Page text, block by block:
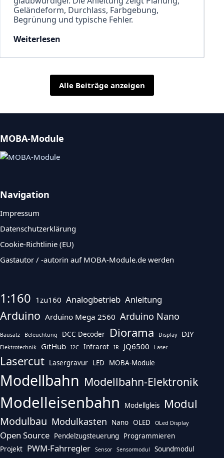
Geländeform, Durchlass, Farbgebung,
Begrünung und typische Fehler.
Weiterlesen
Alle Beiträge anzeigen
MOBA-Module
Navigation
Impressum
Datenschutzerklärung
Cookie-Richtlinie (EU)
Gastautor / -autorin auf MOBA-Module.de werden
1:160 1zu160 Analogbetrieb Anleitung
Arduino Arduino Mega 2560 Arduino Nano
Bausatz Beleuchtung DCC Decoder Diorama Display DIY
Elektrotechnik GitHub I2C Infrarot IR JQ6500 Laser
Lasercut Lasergravur LED MOBA-Module
Modellbahn Modellbahn-Elektronik
Modelleisenbahn Modellgleis Modul
Modulbau Modulkasten Nano OLED OLed Display
Open Source Pendelzugsteuerung Programmieren
Projekt PWM-Fahrregler Sensor Sensormodul Soundmodul